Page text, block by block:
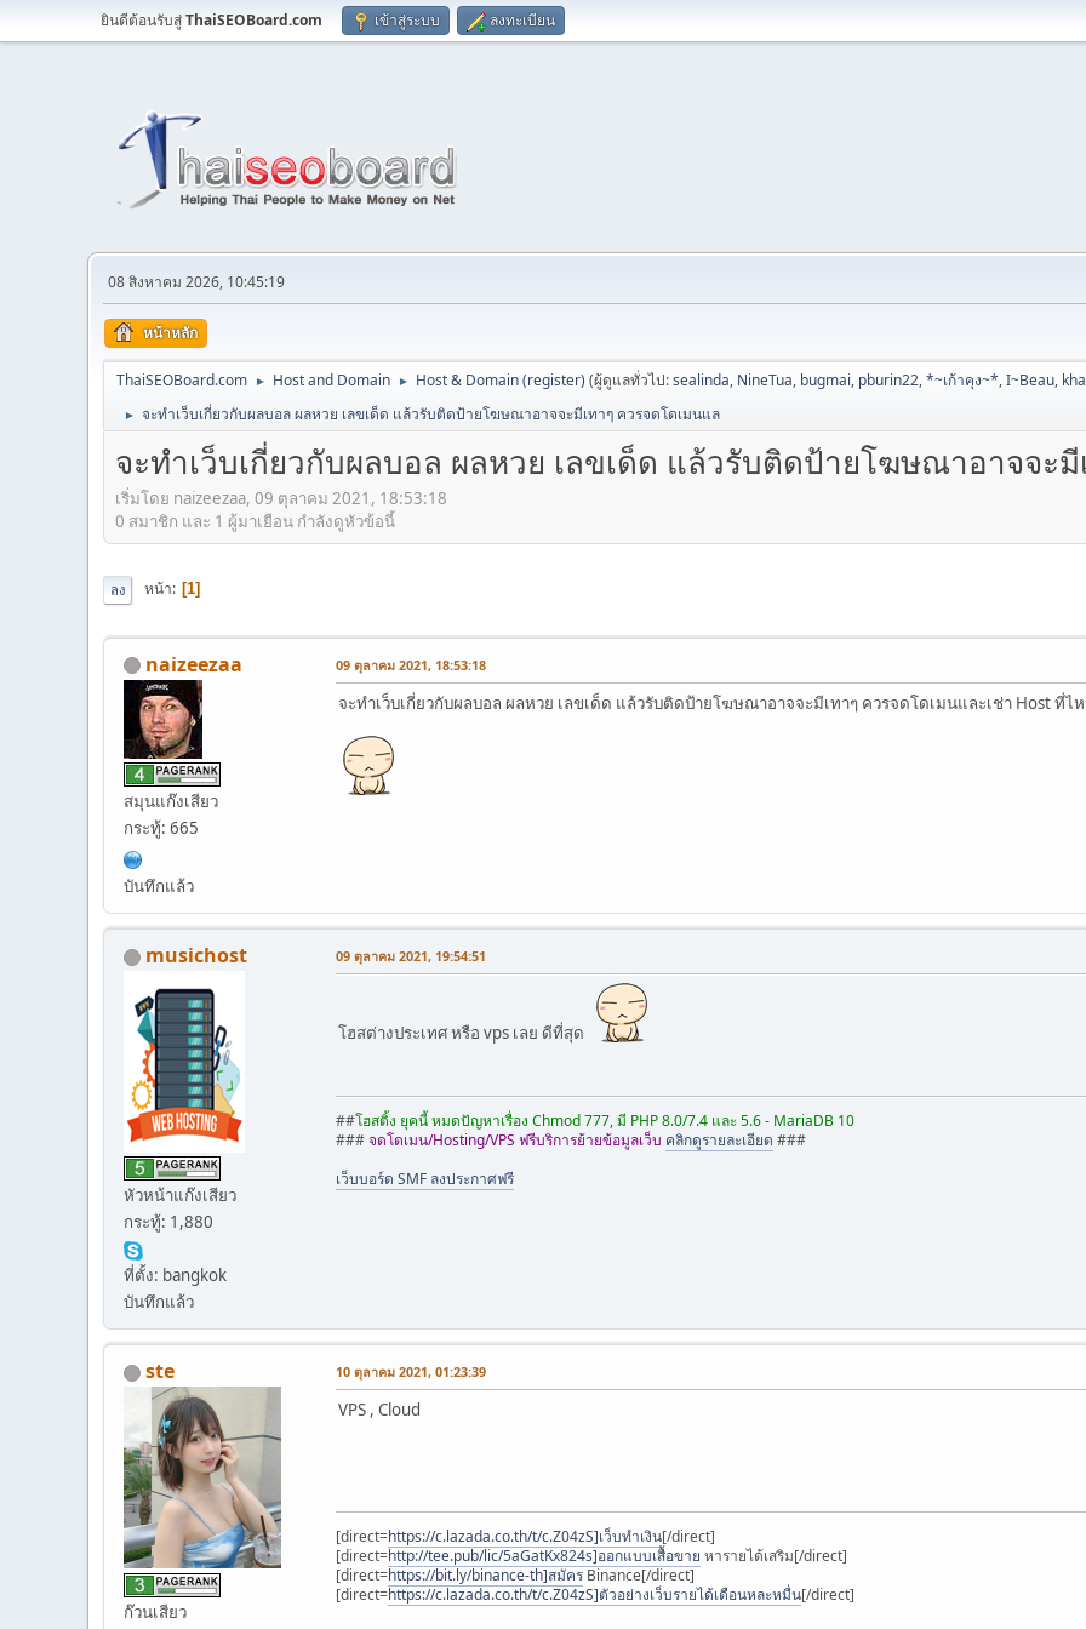
ยินดีต้อนรับสู่ThaiSEOBoard.com เข้าสู่ระบบ ลงทะเบียน
08 สิงหาคม 2026, 10:45:19
หน้าหลัก
ThaiSEOBoard.com ► Host and Domain ► Host & Domain (register) (ผู้ดูแลทั่วไป:sealinda, NineTua, bugmai, pburin22,*~เก้าคุง~*,I~Beau,
► จะทำเว็บเกี่ยวกับผลบอล ผลหวย เลขเด็ด แล้วรับติดป้ายโฆษณาอาจจะมีเทาๆ ควรจดโดเมนแล
จะทำเว็บเกี่ยวกับผลบอล ผลหวย เลขเด็ด แล้วรับติดป้ายโฆษณาอาจจะ
เริ่มโดย naizeezaa, 09 ตุลาคม 2021, 18:53:18
0 สมาชิก และ 1 ผู้มาเยือน กำลังดูหัวข้อนี้
ลง หน้า 1
naizeezaa
สมุนแก๊งเสียว
กระทู้: 665
บันทึกแล้ว
09 ตุลาคม 2021, 18:53:18
จะทำเว็บเกี่ยวกับผลบอล ผลหวย เลขเด็ด แล้วรับติดป้ายโฆษณาอาจจะมีเทาๆ ควรจดโดเมนและเช่า Host ที่ไ
musichost
หัวหน้าแก๊งเสียว
กระทู้: 1,880
ที่ตั้ง: bangkok
บันทึกแล้ว
09 ตุลาคม 2021, 19:54:51
โฮสต่างประเทศ หรือ vps เลย ดีที่สุด
##โฮสติ้ง ยุคนี้ หมดปัญหาเรื่อง Chmod 777, มี PHP 8.0/7.4 และ 5.6 - MariaDB 10
###จดโดเมน/Hosting/VPS ฟรีบริการย้ายข้อมูลเว็บ คลิกดูรายละเอียด ###
เว็บบอร์ด SMF ลงประกาศฟรี
ste
ก๊วนเสียว
10 ตุลาคม 2021, 01:23:39
VPS , Cloud
[direct=https://c.lazada.co.th/t/c.Z04zS]เว็บทำเงิน[/direct]
[direct=http://tee.pub/lic/5aGatKx824s]ออกแบบเสื้อขาย หารายได้เสริม[/direct]
[direct=https://bit.ly/binance-th]สมัคร Binance[/direct]
[direct=https://c.lazada.co.th/t/c.Z04zS]ตัวอย่างเว็บรายได้เดือนหละหมื่น[/direct]